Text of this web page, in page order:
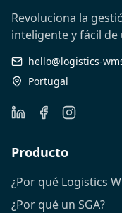
Revoluciona la
inteligente y fácil de
hello@logistics-
Portugal
Producto
¿Por qué Logistics
¿Por qué un SGA?